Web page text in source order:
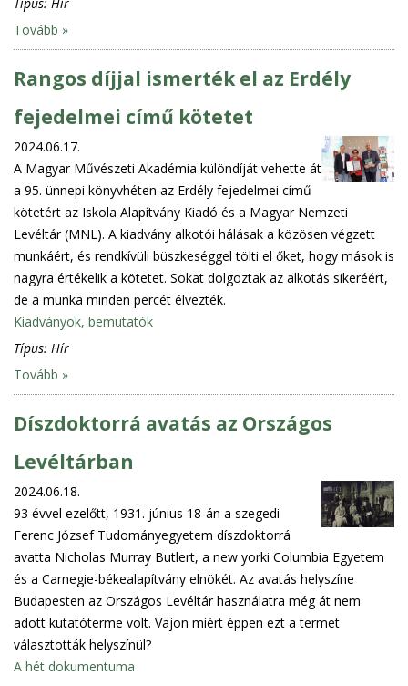
Tovább »
Rangos díjjal ismerték el az Erdély
fejedelmei című kötetet
2024.06.17.
A Magyar Művészeti Akadémia különdíját vehette át
a 95. ünnepi könyvhéten az Erdély fejedelmei című
kötetért az Iskola Alapítvány Kiadó és a Magyar Nemzeti
Levéltár (MNL). A kiadvány alkotói hálásak a közösen végzett
munkáért, és rendkívüli büszkeséggel tölti el őket, hogy mások is
nagyra értékelik a kötetet. Sokat dolgoztak az alkotás sikeréért,
de a munka minden percét élvezték.
Kiadványok, bemutatók
Típus: Hír
Tovább »
Díszdoktorrá avatás az Országos
Levéltárban
2024.06.18.
93 évvel ezelőtt, 1931. június 18-án a szegedi
Ferenc József Tudományegyetem díszdoktorrá
avatta Nicholas Murray Butlert, a new yorki Columbia Egyetem
és a Carnegie-békealapítvány elnökét. Az avatás helyszíne
Budapesten az Országos Levéltár használatra még át nem
adott kutatóterme volt. Vajon miért éppen ezt a termet
választották helyszínül?
A hét dokumentuma